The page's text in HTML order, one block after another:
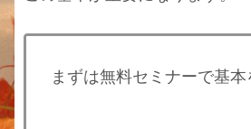
まずは無料セミナーで基本